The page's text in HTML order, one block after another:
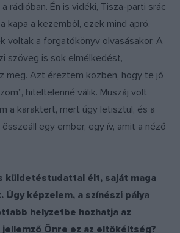
rádióban. Én is vidéki, Tisza-parti srác
kapa a kezemből, ezek mind apró,
voltak a forgatókönyv olvasásakor. A
szöveg is sok elmélkedést,
meg. Azt éreztem közben, hogy te jó
hiteltelenné válik. Muszáj volt
a karaktert, mert úgy letisztul, és a
egy ember, egy ív, amit a néző
küldetéstudattal élt, saját maga
képzelem, a színészi pálya
helyzetbe hozhatja az
Önre ez az eltökéltség?